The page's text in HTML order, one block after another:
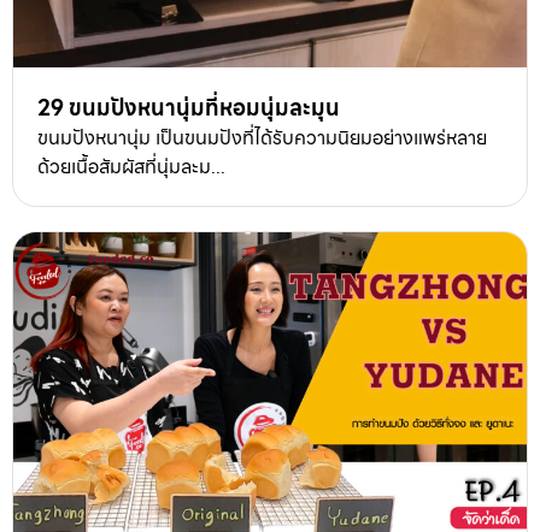
29 ขนมปังหนานุ่มที่หอมนุ่มละมุน
ขนมปังหนานุ่ม เป็นขนมปังที่ได้รับความนิยมอย่างแพร่หลาย
ด้วยเนื้อสัมผัสที่นุ่มละม...